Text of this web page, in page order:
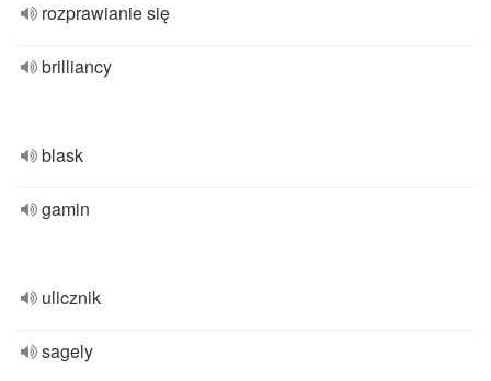
rozprawianie się
brilliancy
blask
gamin
ulicznik
sagely